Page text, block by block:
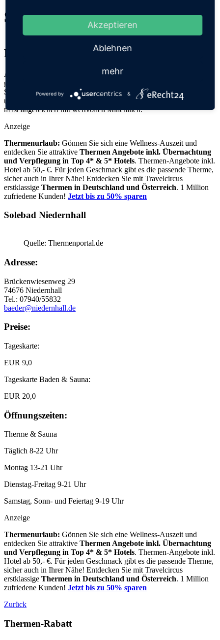
Solebad Niedernhall
Niedernhall
Ausgesprochen vergnüglich, aber vor allen Dingen sehr
gesundheitsfördernd ist das Niedernhaller Solebad mit einem
Solegehalt von 2,5 Prozent. Die erwärmte Sole in den drei Innen-
und Außenbecken mit einer durchschnittlichen Wassertiefe von 1,35
m ist angereichert mit wertvollen Mineralien.
Anzeige
Thermenurlaub: Gönnen Sie sich eine Wellness-Auszeit und
entdecken Sie attraktive Thermen Angebote inkl. Übernachtung
und Verpflegung in Top 4* & 5* Hotels. Thermen-Angebote inkl.
Hotel ab 50,- €. Für jeden Geschmack gibt es die passende Therme,
sicher auch in Ihrer Nähe! Entdecken Sie mit Travelcircus
erstklassige Thermen in Deutschland und Österreich. 1 Million
zufriedene Kunden! Jetzt bis zu 50% sparen
Solebad Niedernhall
Quelle: Thermenportal.de
Adresse:
Brückenwiesenweg 29
74676 Niedernhall
Tel.: 07940/55832
baeder@niedernhall.de
Preise:
Tageskarte:
EUR 9,0
Tageskarte Baden & Sauna:
EUR 20,0
Öffnungszeiten:
Therme & Sauna
Täglich 8-22 Uhr
Montag 13-21 Uhr
Dienstag-Freitag 9-21 Uhr
Samstag, Sonn- und Feiertag 9-19 Uhr
Anzeige
Thermenurlaub: Gönnen Sie sich eine Wellness-Auszeit und
entdecken Sie attraktive Thermen Angebote inkl. Übernachtung
und Verpflegung in Top 4* & 5* Hotels. Thermen-Angebote inkl.
Hotel ab 50,- €. Für jeden Geschmack gibt es die passende Therme,
sicher auch in Ihrer Nähe! Entdecken Sie mit Travelcircus
erstklassige Thermen in Deutschland und Österreich. 1 Million
zufriedene Kunden! Jetzt bis zu 50% sparen
Zurück
Thermen-Rabatt
Akzeptieren
Ablehnen
mehr
Powered by &